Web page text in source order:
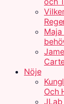
Nöje
Och